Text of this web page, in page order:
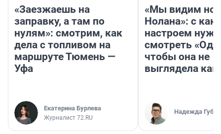
«Заезжаешь на
заправку, а там по
нулям»: смотрим, как
дела с топливом на
маршруте Тюмень —
Уфа
Екатерина Бурлева
Журналист 72.RU
«Мы видим
Нолана»: с
настроем
смотреть
чтобы она не
выглядела как
Надежда